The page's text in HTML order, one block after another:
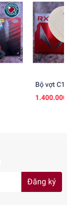
Bộ vợt
Đăng ký